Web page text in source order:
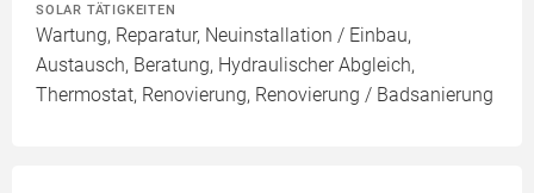
SOLAR TÄTIGKEITEN
Wartung, Reparatur, Neuinstallation / Einbau,
Austausch, Beratung, Hydraulischer Abgleich,
Thermostat, Renovierung, Renovierung / Badsanierung